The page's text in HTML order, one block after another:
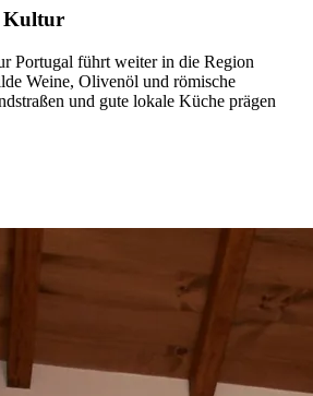
Kultur
Portugal führt weiter in die Region
Weine, Olivenöl und römische
und gute lokale Küche prägen